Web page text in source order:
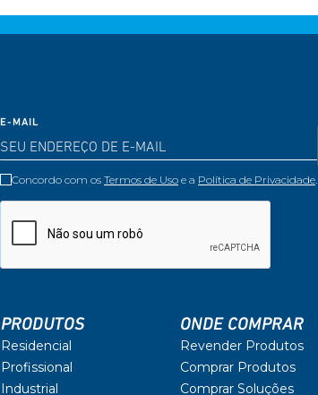
E-MAIL
Concordo com os Termos de Uso e a Política de Privacidade.
PRODUTOS
Residencial
Profissional
Industrial
ONDE COMPRAR
Revender Produtos
Comprar Produtos
Comprar Soluções